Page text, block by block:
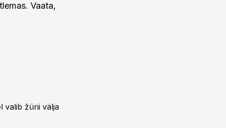
Vaata,
valib žürii välja